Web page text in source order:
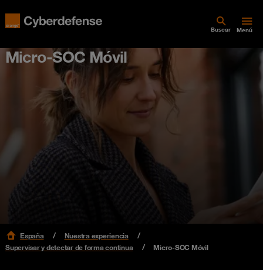
Buscar Menú
Micro-SOC Móvil
España
Nuestra experiencia
Supervisar y detectar de forma continua
Micro-SOC Móvil